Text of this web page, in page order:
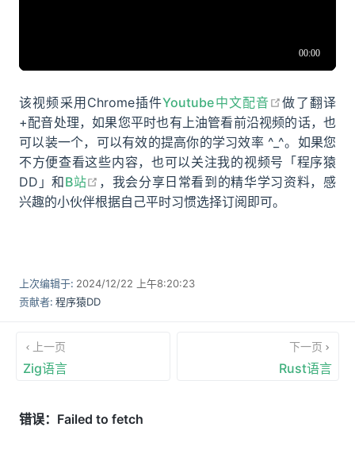
该视频采用Chrome插件Youtube中文配音 open in
做了翻译
+配音处理，如果您平时也有上油管看前沿视频的话，也
可以装一个，可以有效的提高你的学习效率 ^_^。如果您
不方便查看这些内容，也可以关注我的视频号「程序猿
DD」和B站 open in new window
，我会分享日常看到的精华学习资料，感
兴趣的小伙伴根据自己平时习惯选择订阅即可。
上次编辑于: 2024/12/22 上午8:20:23
贡献者: 程序猿DD
上一页
Zig语言
下一页
Rust语言